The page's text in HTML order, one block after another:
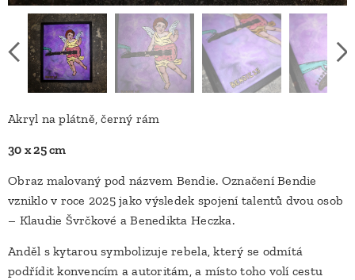
Akryl na plátně, černý rám
30 x 25 cm
Obraz malovaný pod názvem Bendie. Označení Bendie
vzniklo v roce 2025 jako výsledek spojení talentů dvou osob
– Klaudie Švrčkové a Benedikta Heczka.
Anděl s kytarou symbolizuje rebela, který se odmítá
podřídit konvencím a autoritám, a místo toho volí cestu